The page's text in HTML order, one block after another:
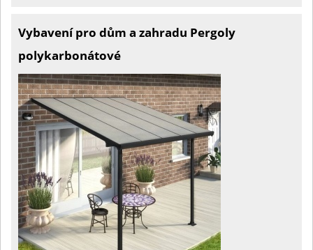
Vybavení pro dům a zahradu Pergoly
polykarbonátové